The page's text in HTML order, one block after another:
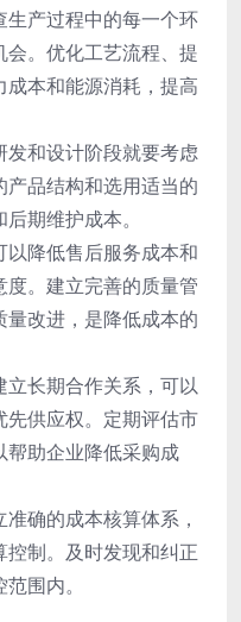
产过程中的每一个环
。优化工艺流程、提
本和能源消耗，提高
和设计阶段就要考虑
品结构和选用适当的
期维护成本。
降低售后服务成本和
。建立完善的质量管
改进，是降低成本的
长期合作关系，可以
供应权。定期评估市
帮助企业降低采购成
确的成本核算体系，
制。及时发现和纠正
围内。